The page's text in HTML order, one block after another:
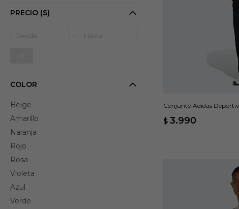
Conjunto Adidas
$ 3.990
PRECIO ($)
COLOR
Beige
Amarillo
Naranja
Rojo
Rosa
Violeta
Azul
Verde